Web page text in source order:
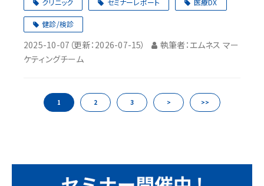
クリニック セミナーレポート 医療DX
健診/検診
2025-10-07 （更新： 2026-07-15）
執筆者：エムネス マー
ケティングチーム
1 2 3 > >>